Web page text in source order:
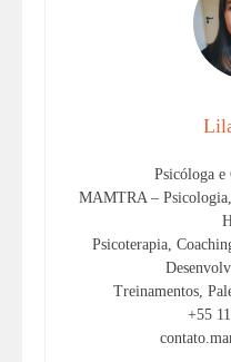
Psicóloga e
MAMTRA –
Psicoterapia,
Treinamentos,
+55